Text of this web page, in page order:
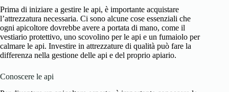
Prima di iniziare a gestire le api, è importante acquistare
l’attrezzatura necessaria. Ci sono alcune cose essenziali che
ogni apicoltore dovrebbe avere a portata di mano, come il
vestiario protettivo, uno scovolino per le api e un fumaiolo per
calmare le api. Investire in attrezzature di qualità può fare la
differenza nella gestione delle api e del proprio apiario.
Conoscere le api